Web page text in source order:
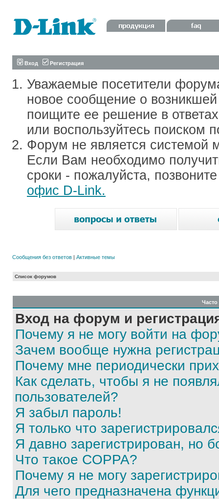
Вход Регистрация
Уважаемые посетители
новое сообщение о
поищите ее решение в
или воспользуйтесь поиском
Форум не является системой
Если Вам необходимо
сроки - пожалуйста,
офис D-Link.
Сообщения без ответов | Активные темы
Список форумов
Вход на форум и
Почему я не могу войти на
Зачем вообще нужна
Почему мне периодически
Как сделать, чтобы я не
пользователей?
Я забыл пароль!
Я только что
Я давно зарегистрирован, но
Что такое COPPA?
Почему я не могу
Для чего предназначена